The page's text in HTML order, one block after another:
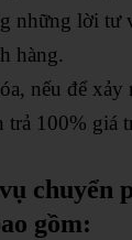
những lời tư
hàng.
nếu để xảy
trả 100% giá
chuyển
gồm: